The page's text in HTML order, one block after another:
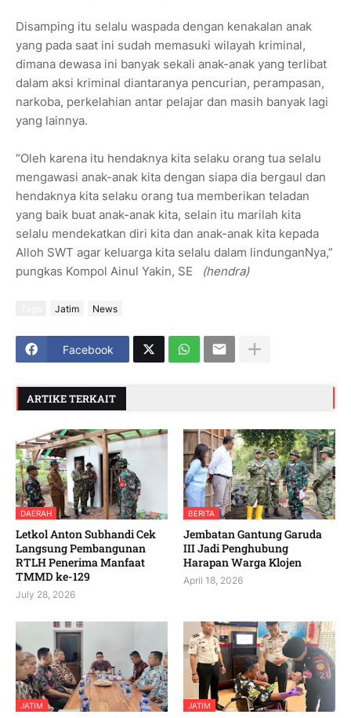
Disamping itu selalu waspada dengan kenakalan anak
yang pada saat ini sudah memasuki wilayah kriminal,
dimana dewasa ini banyak sekali anak-anak yang terlibat
dalam aksi kriminal diantaranya pencurian, perampasan,
narkoba, perkelahian antar pelajar dan masih banyak lagi
yang lainnya.
“Oleh karena itu hendaknya kita selaku orang tua selalu
mengawasi anak-anak kita dengan siapa dia bergaul dan
hendaknya kita selaku orang tua memberikan teladan
yang baik buat anak-anak kita, selain itu marilah kita
selalu mendekatkan diri kita dan anak-anak kita kepada
Alloh SWT agar keluarga kita selalu dalam lindunganNya,”
pungkas Kompol Ainul Yakin, SE
(hendra)
Jatim News
Facebook
ARTIKE TERKAIT
DAERAH
Letkol Anton Subhandi Cek
Langsung Pembangunan
RTLH Penerima Manfaat
TMMD ke-129
July 28, 2026
BERITA
Jembatan Gantung Garuda
III Jadi Penghubung
Harapan Warga Klojen
April 18, 2026
JATIM JATIM